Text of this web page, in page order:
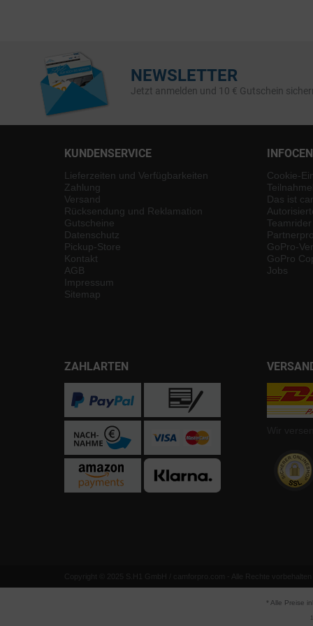
NEWSLETTER
Jetzt anmelden und 10 € Gutschein
KUNDENSERVICE
Lieferzeiten und Verfügbarkeiten
Zahlung
Versand
Rücksendung und Reklamation
Gutscheine
Datenschutz
Pickup-Store
Kontakt
AGB
Impressum
Sitemap
Cookie-
Das ist
Teamrider
GoPro-
GoPro
Jobs
ZAHLARTEN
Copyright © 2025 S.H1 GmbH / camforpro.com - Alle Rechte vorbehalten
* Alle Preise